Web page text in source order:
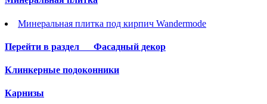
Минеральная плитка под кирпич Wandermode
Перейти в раздел Фасадный декор
Клинкерные подоконники
Карнизы